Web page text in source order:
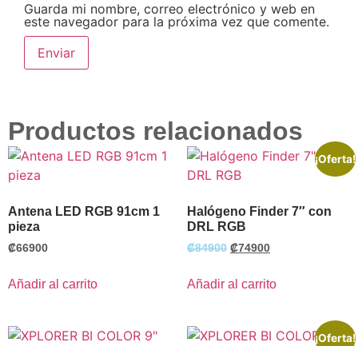
Guarda mi nombre, correo electrónico y web en
este navegador para la próxima vez que comente.
Productos relacionados
Antena LED RGB 91cm 1
pieza
₡66900
Añadir al carrito
¡Oferta!
Halógeno Finder 7″ con
DRL RGB
₡84900 ₡74900
Añadir al carrito
¡Oferta!